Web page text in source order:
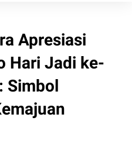
Apresiasi
Hari Jadi ke-
Simbol